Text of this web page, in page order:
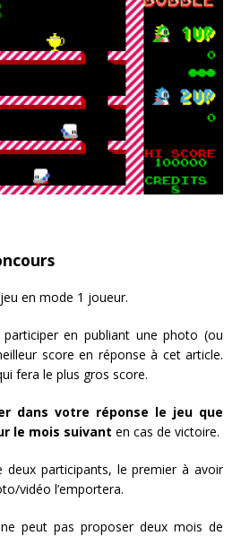
en mode 1 joueur.
en publiant une photo (ou
score en réponse à cet article.
fera le plus gros score.
dans votre réponse le jeu que
le mois suivant en cas de victoire.
deux participants, le premier à avoir
vidéo l’emportera.
peut pas proposer deux mois de